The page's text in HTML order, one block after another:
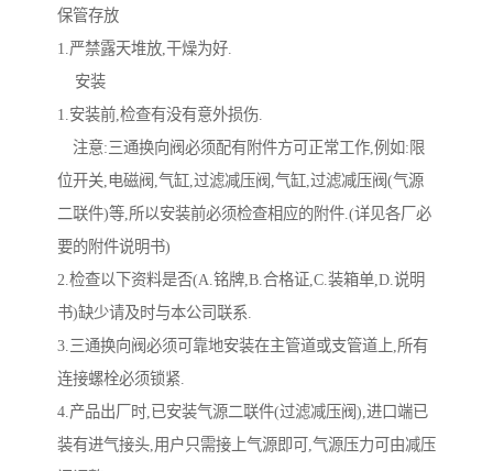
保管存放
1.严禁露天堆放,干燥为好.
安装
1.安装前,检查有没有意外损伤.
注意:三通换向阀必须配有附件方可正常工作,例如:限
位开关,电磁阀,气缸,过滤减压阀,气缸,过滤减压阀(气源
二联件)等,所以安装前必须检查相应的附件.(详见各厂必
要的附件说明书)
2.检查以下资料是否(A.铭牌,B.合格证,C.装箱单,D.说明
书)缺少请及时与本公司联系.
3.三通换向阀必须可靠地安装在主管道或支管道上,所有
连接螺栓必须锁紧.
4.产品出厂时,已安装气源二联件(过滤减压阀),进口端已
装有进气接头,用户只需接上气源即可,气源压力可由减压